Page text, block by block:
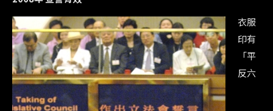
衣服
印有
「平
反六